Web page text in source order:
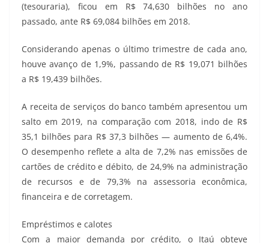
(tesouraria), ficou em R$ 74,630 bilhões no ano
passado, ante R$ 69,084 bilhões em 2018.
Considerando apenas o último trimestre de cada ano,
houve avanço de 1,9%, passando de R$ 19,071 bilhões
a R$ 19,439 bilhões.
A receita de serviços do banco também apresentou um
salto em 2019, na comparação com 2018, indo de R$
35,1 bilhões para R$ 37,3 bilhões — aumento de 6,4%.
O desempenho reflete a alta de 7,2% nas emissões de
cartões de crédito e débito, de 24,9% na administração
de recursos e de 79,3% na assessoria econômica,
financeira e de corretagem.
Empréstimos e calotes
Com a maior demanda por crédito, o Itaú obteve